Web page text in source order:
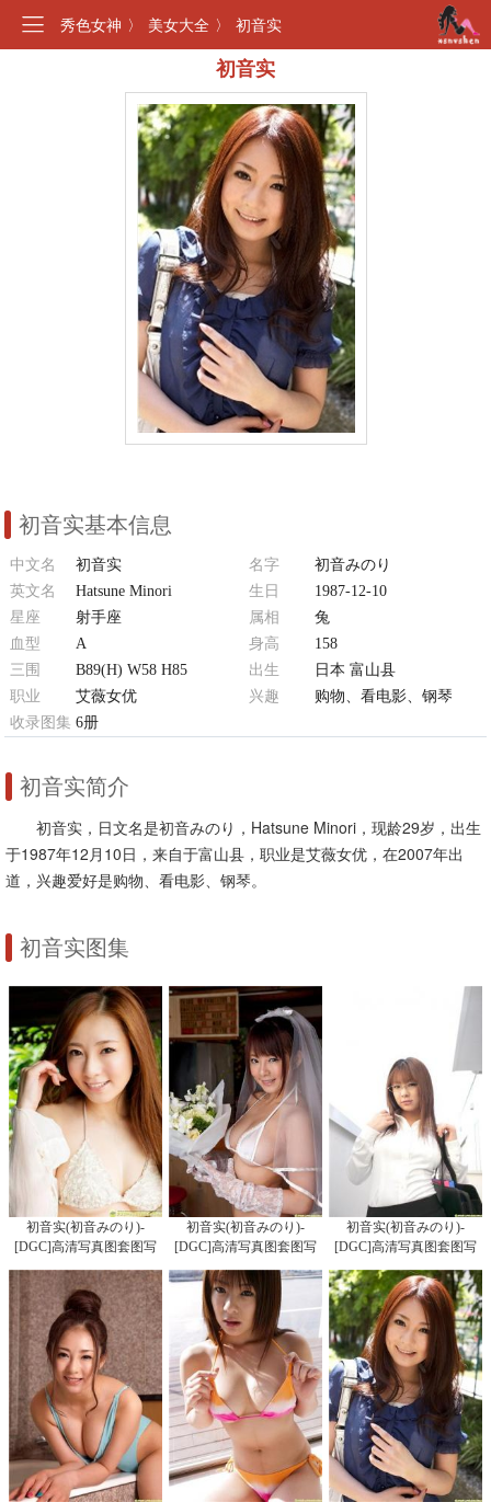
秀色女神 〉 美女大全 〉 初音实
初音实
初音实基本信息
中文名 初音实 名字
初音みのり
英文名
Hatsune Minori 生日
1987-12-10
星座
射手座 属相
兔
血型
A 身高
158
三围
B89(H) W58 H85 出生
日本 富山县
职业
艾薇女优 兴趣
购物、看电影、钢琴
收录图集 6册
初音实简介
初音实，日文名是初音みのり，Hatsune Minori，现龄29岁，出生
于1987年12月10日，来自于富山县，职业是艾薇女优，在2007年出
道，兴趣爱好是购物、看电影、钢琴。
初音实图集
初音实(初音みのり)-
[DGC]高清写真图套图写
真图集No.1219
初音实(初音みのり)-
[DGC]高清写真图套图写
真图集No.818
初音实(初音みのり)-
[DGC]高清写真图套图写
真图集No.648